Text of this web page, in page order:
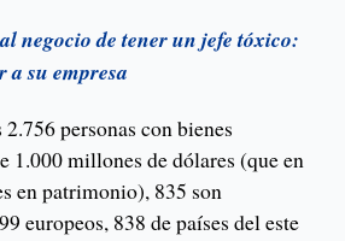
negocio de tener un jefe tóxico:
a su empresa
personas con bienes
1.000 millones de dólares (que en
en patrimonio), 835 son
europeos, 838 de países del este